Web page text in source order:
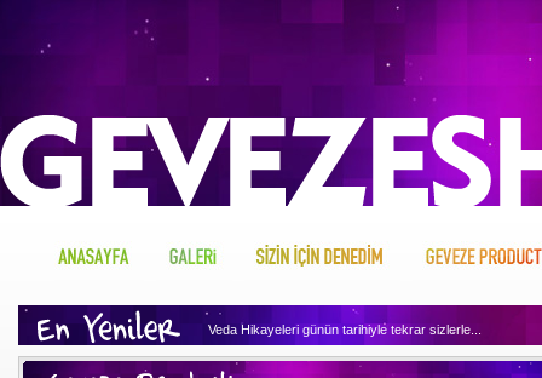
Veda Hikayeleri günün tarihiyle tekrar sizlerle...
Geveze'nin arşivini dinlemek için tıklayın...